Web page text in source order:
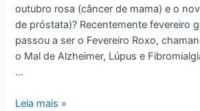
outubro rosa (câncer de mama) e o
de próstata)? Recentemente fevereiro
passou a ser o Fevereiro Roxo,
o Mal de Alzheimer, Lúpus e
…
Pets
Leia mais »